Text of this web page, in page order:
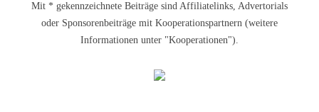
Mit * gekennzeichnete Beiträge sind Affiliatelinks, Advertorials
oder Sponsorenbeiträge mit Kooperationspartnern (weitere
Informationen unter "Kooperationen").